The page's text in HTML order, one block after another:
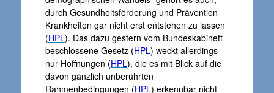
durch Gesundheitsförderung und Prävention
Krankheiten gar nicht erst entstehen zu lassen
(HPL). Das dazu gestern vom Bundeskabinett
beschlossene Gesetz (HPL) weckt allerdings
nur Hoffnungen (HPL), die es mit Blick auf die
davon gänzlich unberührten
Rahmenbedingungen (HPL) erkennbar nicht